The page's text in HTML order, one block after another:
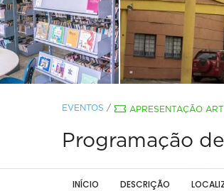
EVENTOS / APRESENTAÇÃO
Programação
INÍCIO DESCRIÇÃO